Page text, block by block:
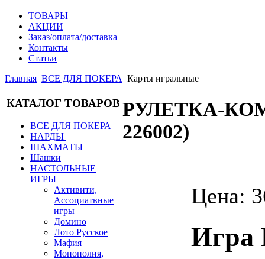
ТОВАРЫ
АКЦИИ
Заказ/оплата/доставка
Контакты
Статьи
Главная ВСЕ ДЛЯ ПОКЕРА Карты игральные
КАТАЛОГ ТОВАРОВ
ВСЕ ДЛЯ ПОКЕРА
НАРДЫ
ШАХМАТЫ
Шашки
НАСТОЛЬНЫЕ
ИГРЫ
Активити,
Ассоциатвные
игры
Домино
Лото Русское
Мафия
Монополия,
РУЛЕТКА-
226002)
Цена:
Игра